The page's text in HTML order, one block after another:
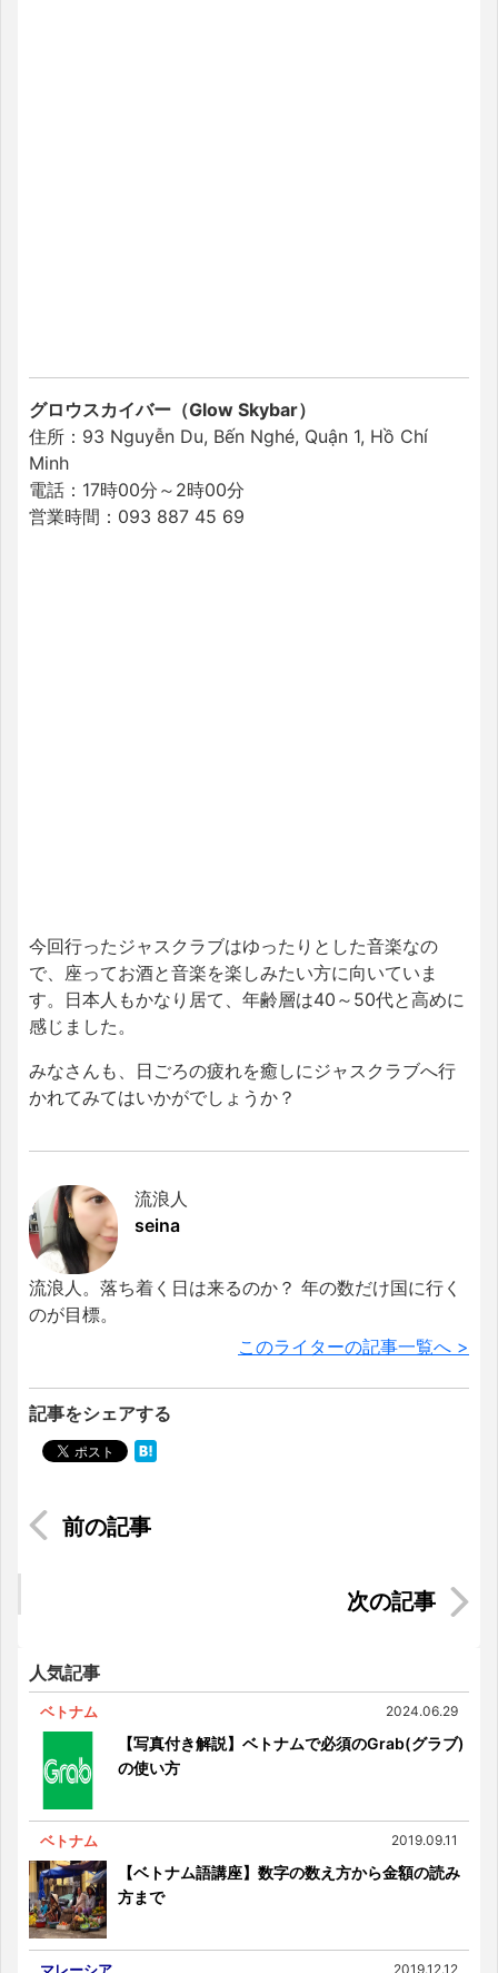
グロウスカイバー（Glow Skybar）
住所：93 Nguyễn Du, Bến Nghé, Quận 1, Hồ Chí
Minh
電話：17時00分～2時00分
営業時間：093 887 45 69
今回行ったジャスクラブはゆったりとした音楽なの
で、座ってお酒と音楽を楽しみたい方に向いていま
す。日本人もかなり居て、年齢層は40～50代と高めに
感じました。
みなさんも、日ごろの疲れを癒しにジャスクラブへ行
かれてみてはいかがでしょうか？
流浪人
seina
流浪人。落ち着く日は来るのか？ 年の数だけ国に行く
のが目標。
このライターの記事一覧へ >
記事をシェアする
激辛料理に挑戦してみた in ホーチミン
知っておきたい！とっさのベトナム語ひと言講
人気記事
ベトナム 2024.06.29
【写真付き解説】ベトナムで必須のGrab(グラブ)
の使い方
ベトナム 2019.09.11
【ベトナム語講座】数字の数え方から金額の読み
方まで
マレーシア 2019.12.12